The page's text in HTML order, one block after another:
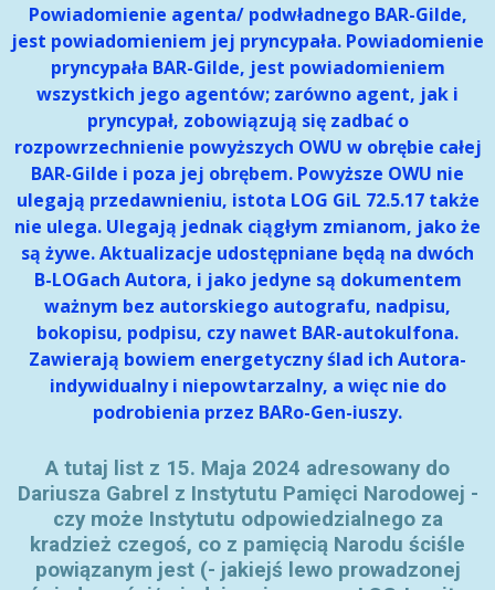
Powiadomienie agenta/ podwładnego BAR-Gilde,
jest powiadomieniem jej pryncypała. Powiadomienie
pryncypała BAR-Gilde, jest powiadomieniem
wszystkich jego agentów; zarówno agent, jak i
pryncypał, zobowiązują się zadbać o
rozpowrzechnienie powyższych OWU w obrębie całej
BAR-Gilde i poza jej obrębem. Powyższe OWU nie
ulegają przedawnieniu, istota LOG GiL 72.5.17 także
nie ulega. Ulegają jednak ciągłym zmianom, jako że
są żywe. Aktualizacje udostępniane będą na dwóch
B-LOGach Autora, i jako jedyne są dokumentem
ważnym bez autorskiego autografu, nadpisu,
bokopisu, podpisu, czy nawet BAR-autokulfona.
Zawierają bowiem energetyczny ślad ich Autora-
indywidualny i niepowtarzalny, a więc nie do
podrobienia przez BARo-Gen-iuszy.
A tutaj list z 15. Maja 2024 adresowany do
Dariusza Gabrel z Instytutu Pamięci Narodowej -
czy może Instytutu odpowiedzialnego za
kradzież czegoś, co z pamięcią Narodu ściśle
powiązanym jest (- jakiejś lewo prowadzonej